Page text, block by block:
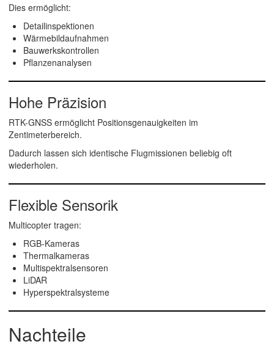
Dies ermöglicht:
Detailinspektionen
Wärmebildaufnahmen
Bauwerkskontrollen
Pflanzenanalysen
Hohe Präzision
RTK-GNSS ermöglicht Positionsgenauigkeiten im
Zentimeterbereich.
Dadurch lassen sich identische Flugmissionen beliebig oft
wiederholen.
Flexible Sensorik
Multicopter tragen:
RGB-Kameras
Thermalkameras
Multispektralsensoren
LiDAR
Hyperspektralsysteme
Nachteile